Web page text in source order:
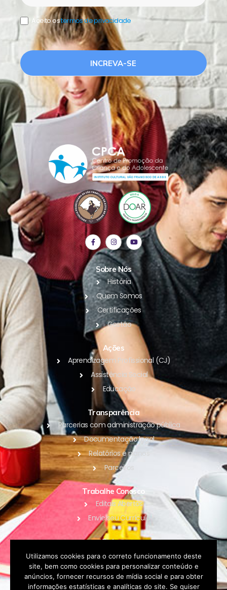
Aceito ostermos de privacidade.
INCREVA-SE
Sobre Nós
História
Quem Somos
Certificações
Gestão
Ações
Aprendizagem Profissional (CJ)
Assistência Social
Educação
Transparência
Parcerias com administração pública
Documentação legal
Relatórios e planos
Parceiros
Trabalhe Conosco
Editais Abertos
Envie seu Currículo
Outros
Blog
Contato
Política de Privacidade
Utilizamos cookies para o correto funcionamento deste
site, bem como cookies para personalizar conteúdo e
anúncios, fornecer recursos de mídia social e para obter
informações estatísticas e analíticas do site. Se quiser